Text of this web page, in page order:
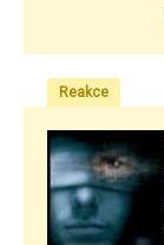
Reakce